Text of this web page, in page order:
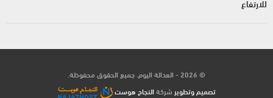
للارتفاع
© 2026 - العدالة اليوم. جميع الحقوق محفوظة.
تصميم وتطوير شركةالنجاح هوست